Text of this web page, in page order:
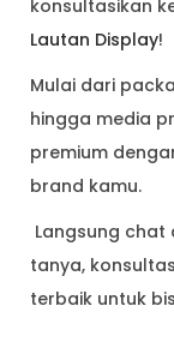
konsultasikan
Lautan Display!
Mulai dari
hingga media
premium
brand kamu.
Langsung chat
tanya,
terbaik untuk